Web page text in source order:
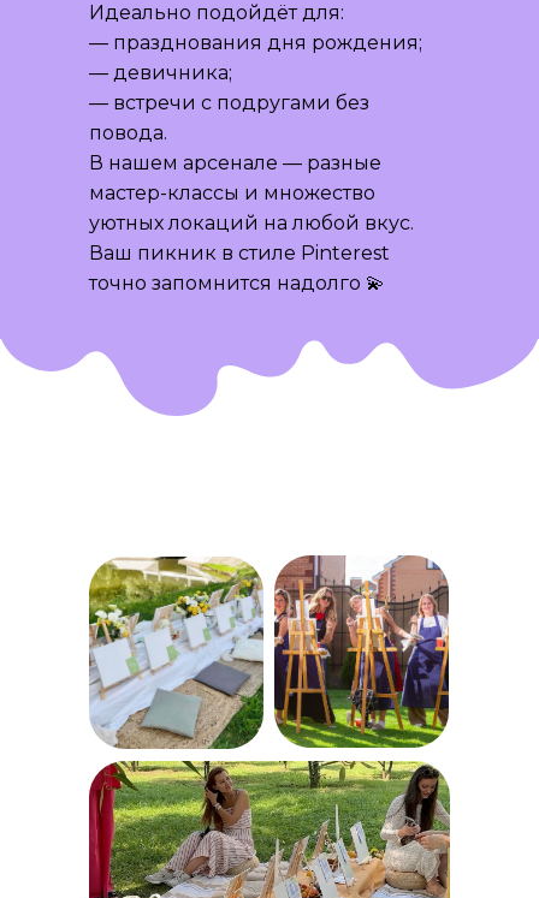
Идеально подойдёт для:
— празднования дня рождения;
— девичника;
— встречи с подругами без
повода.
В нашем арсенале — разные
мастер-классы и множество
уютных локаций на любой вкус.
Ваш пикник в стиле Pinterest
точно запомнится надолго 💫